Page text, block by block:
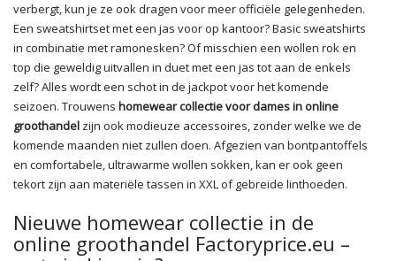
verbergt, kun je ze ook dragen voor meer officiële gelegenheden.
Een sweatshirtset met een jas voor op kantoor? Basic sweatshirts
in combinatie met ramonesken? Of misschien een wollen rok en
top die geweldig uitvallen in duet met een jas tot aan de enkels
zelf? Alles wordt een schot in de jackpot voor het komende
seizoen. Trouwens homewear collectie voor dames in online
groothandel zijn ook modieuze accessoires, zonder welke we de
komende maanden niet zullen doen. Afgezien van bontpantoffels
en comfortabele, ultrawarme wollen sokken, kan er ook geen
tekort zijn aan materiële tassen in XXL of gebreide linthoeden.
Nieuwe homewear collectie in de
online groothandel Factoryprice.eu –